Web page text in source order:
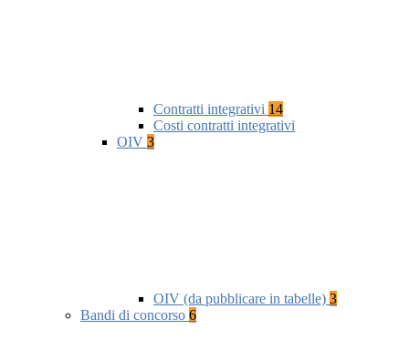
Contratti integrativi 14
Costi contratti integrativi
OIV 3
OIV (da pubblicare in tabelle) 3
Bandi di concorso 6